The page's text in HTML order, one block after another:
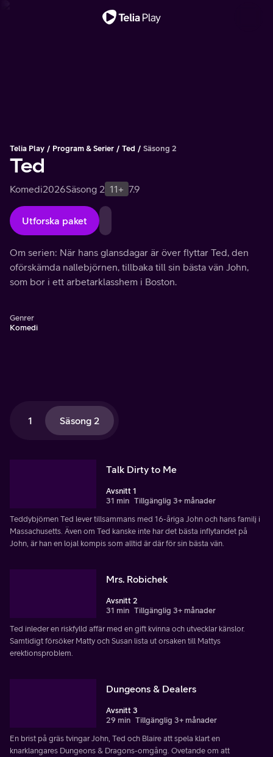
Telia Play Program & Serier Ted Säsong 2
Ted
Komedi2026Säsong 2 11+ 7.9
Utforska paket
Om serien: När hans glansdagar är över flyttar Ted, den
oförskämda nallebjörnen, tillbaka till sin bästa vän John,
som bor i ett arbetarklasshem i Boston.
Genrer
Komedi
1 Säsong 2
Talk Dirty to Me
Avsnitt 1
31 min Tillgänglig 3+ månader
Teddybjörnen Ted lever tillsammans med 16-åriga John och hans familj i
Massachusetts. Även om Ted kanske inte har det bästa inflytandet på
John, är han en lojal kompis som alltid är där för sin bästa vän.
Mrs. Robichek
Avsnitt 2
31 min Tillgänglig 3+ månader
Ted inleder en riskfylld affär med en gift kvinna och utvecklar känslor.
Samtidigt försöker Matty och Susan lista ut orsaken till Mattys
erektionsproblem.
Dungeons & Dealers
Avsnitt 3
29 min Tillgänglig 3+ månader
En brist på gräs tvingar John, Ted och Blaire att spela klart en
knarklangares Dungeons & Dragons-omgång. Ovetande om att